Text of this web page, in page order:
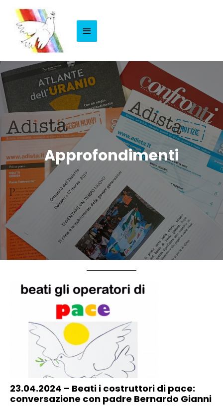
Menu
Approfondimenti
23.04.2024 – Beati i costruttori di pace:
conversazione con padre Bernardo Gianni